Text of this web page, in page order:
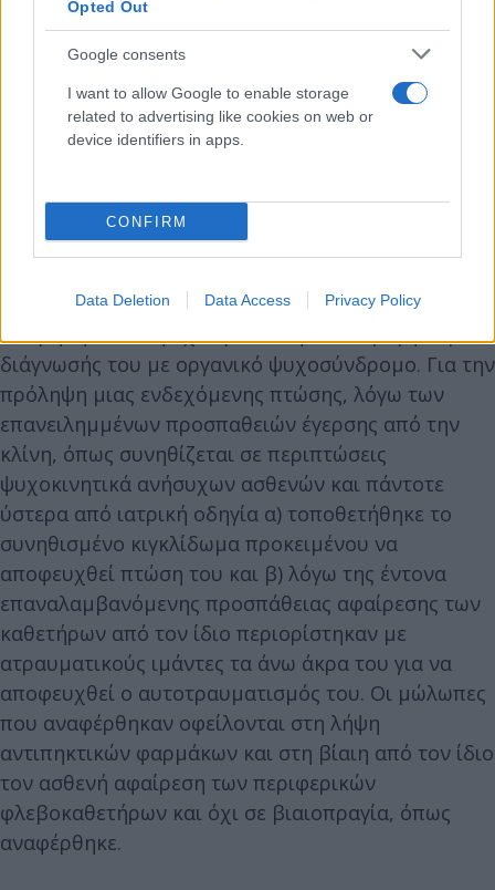
Opted Out
Google consents
I want to allow Google to enable storage
related to advertising like cookies on web or
device identifiers in apps.
CONFIRM
Data Deletion Data Access Privacy Policy
συνεχείς πλύσεις ουροδόχου κύστης, μέσω ενός
τρίαυλου καθετήρα Foley 22 fr. Σε ασθενείς με
συνεχείς πλύσεις ουροδόχου κύστης πάγια τακτική
του Νοσοκομείου είναι η ένδυσή τους με
νοσοκομειακή ρόμπα, τόσο για τη διαφύλαξη της
αξιοπρέπειάς τους αλλά και τη διασφάλιση της
της υπονατριαιμίας, η οποία επιβεβαιώνεται
εργαστηριακά, της μεγάλης ηλικίας αλλά και της
ανήσυχος το απόγευμα στις 26-08-2022 και αφού
εκτιμήθηκε από ψυχίατρο, τέθηκε σε αγωγή λόγω
διάγνωσής του με οργανικό ψυχοσύνδρομο. Για την
πρόληψη μιας ενδεχόμενης πτώσης, λόγω των
επανειλημμένων προσπαθειών έγερσης από την
κλίνη, όπως συνηθίζεται σε περιπτώσεις
ψυχοκινητικά ανήσυχων ασθενών και πάντοτε
ύστερα από ιατρική οδηγία α) τοποθετήθηκε το
συνηθισμένο κιγκλίδωμα προκειμένου να
αποφευχθεί πτώση του και β) λόγω της έντονα
επαναλαμβανόμενης προσπάθειας αφαίρεσης των
καθετήρων από τον ίδιο περιορίστηκαν με
ατραυματικούς ιμάντες τα άνω άκρα του για να
αποφευχθεί ο αυτοτραυματισμός του. Οι μώλωπες
που αναφέρθηκαν οφείλονται στη λήψη
αντιπηκτικών φαρμάκων και στη βίαιη από τον ίδιο
τον ασθενή αφαίρεση των περιφερικών
φλεβοκαθετήρων και όχι σε βιαιοπραγία, όπως
αναφέρθηκε.